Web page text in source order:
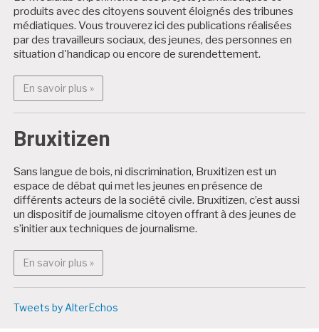
produits avec des citoyens souvent éloignés des tribunes
médiatiques. Vous trouverez ici des publications réalisées
par des travailleurs sociaux, des jeunes, des personnes en
situation d'handicap ou encore de surendettement.
En savoir plus »En savoir plus : Projets citoyens
Bruxitizen
Sans langue de bois, ni discrimination, Bruxitizen est un
espace de débat qui met les jeunes en présence de
différents acteurs de la société civile. Bruxitizen, c’est aussi
un dispositif de journalisme citoyen offrant à des jeunes de
s’initier aux techniques de journalisme.
En savoir plus »En savoir plus : Bruxitizen
Tweets by AlterEchos